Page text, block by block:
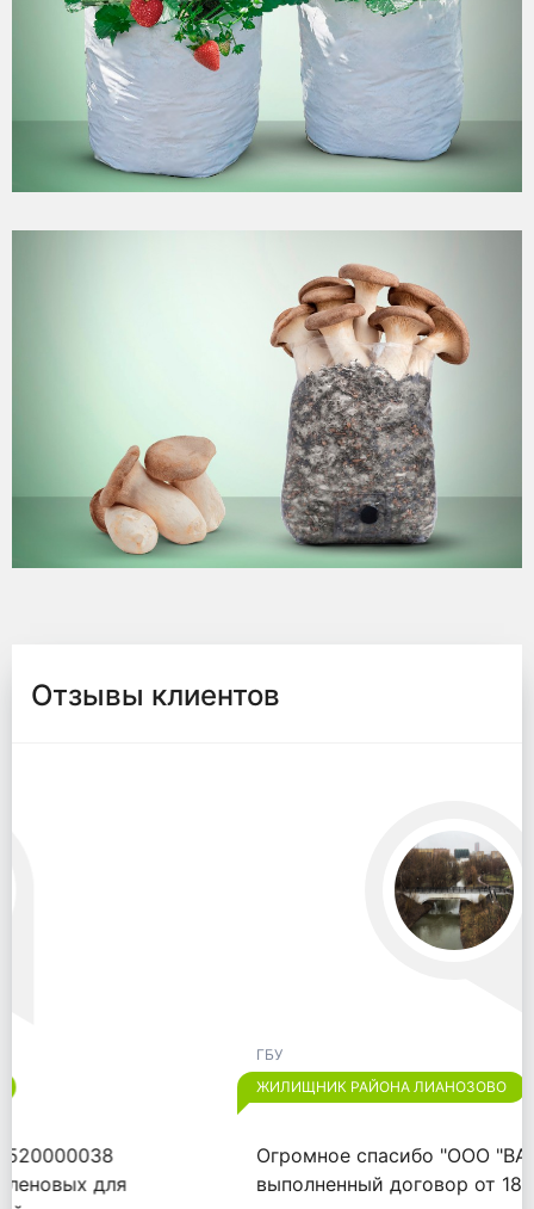
Отзывы клиентов
ЖИЛИЩНИК РАЙОНА ЛИАНОЗОВО
Огромное спасибо "ООО "ВАЙТПАК"" за
выполненный договор от 18.09.2020.